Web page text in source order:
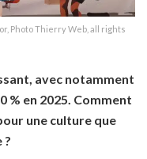
Photo Thierry Web, all rights
avec notamment
% en 2025. Comment
une culture que
?